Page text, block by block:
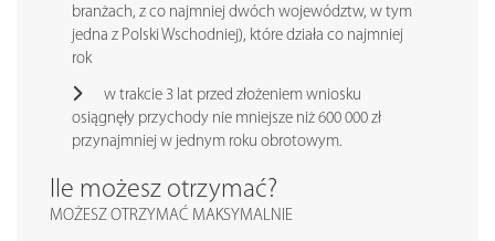
branżach, z co najmniej dwóch województw, w tym
jedna z Polski Wschodniej), które działa co najmniej
rok
w trakcie 3 lat przed złożeniem wniosku
osiągnęły przychody nie mniejsze niż 600 000 zł
przynajmniej w jednym roku obrotowym.
Ile możesz otrzymać?
MOŻESZ OTRZYMAĆ MAKSYMALNIE